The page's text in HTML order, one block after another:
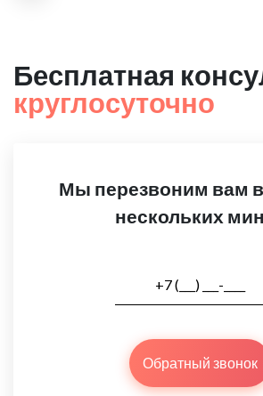
Бесплатная
круглосуточно
Мы перезвоним вам в
нескольких
Обратный звонок